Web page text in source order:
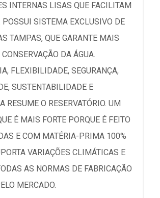
INTERNAS LISAS QUE FACILITAM
SISTEMA EXCLUSIVO DE
TAMPAS, QUE GARANTE MAIS
DA ÁGUA.
FLEXIBILIDADE, SEGURANÇA,
SUSTENTABILIDADE E
RESUME O RESERVATÓRIO. UM
É MAIS FORTE PORQUE É FEITO
E COM MATÉRIA-PRIMA 100%
VARIAÇÕES CLIMÁTICAS E
AS NORMAS DE FABRICAÇÃO
MERCADO.